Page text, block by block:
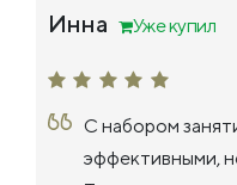
Инна Уже купил
С набором
эффективными,